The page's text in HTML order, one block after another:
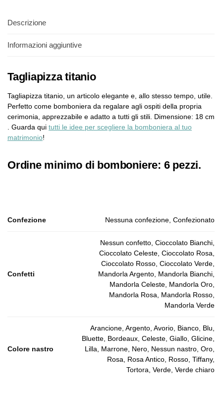
Descrizione
Informazioni aggiuntive
Tagliapizza titanio
Tagliapizza titanio, un articolo elegante e, allo stesso tempo, utile.
Perfetto come bomboniera da regalare agli ospiti della propria
cerimonia, apprezzabile e adatto a tutti gli stili. Dimensione: 18 cm
. Guarda qui tutti le idee per scegliere la bomboniera al tuo
matrimonio!
Ordine minimo di bomboniere: 6 pezzi.
Confezione Nessuna confezione, Confezionato
Confetti
Nessun confetto, Cioccolato Bianchi,
Cioccolato Celeste, Cioccolato Rosa,
Cioccolato Rosso, Cioccolato Verde,
Mandorla Argento, Mandorla Bianchi,
Mandorla Celeste, Mandorla Oro,
Mandorla Rosa, Mandorla Rosso,
Mandorla Verde
Colore nastro
Arancione, Argento, Avorio, Bianco, Blu,
Bluette, Bordeaux, Celeste, Giallo, Glicine,
Lilla, Marrone, Nero, Nessun nastro, Oro,
Rosa, Rosa Antico, Rosso, Tiffany,
Tortora, Verde, Verde chiaro